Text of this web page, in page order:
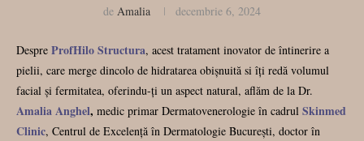
de Amalia decembrie 6, 2024
Despre ProfHilo Structura, acest tratament inovator de întinerire a
pielii, care merge dincolo de hidratarea obișnuită si îți redă volumul
facial și fermitatea, oferindu-ți un aspect natural, aflăm de la Dr.
Amalia Anghel, medic primar Dermatovenerologie în cadrul Skinmed
Clinic, Centrul de Excelență în Dermatologie București, doctor în